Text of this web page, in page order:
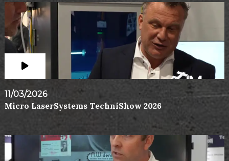
11/03/2026
Micro LaserSystems TechniShow 2026